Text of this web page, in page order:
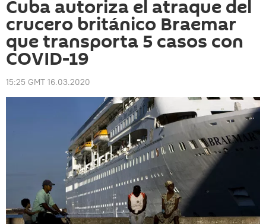
Cuba autoriza el atraque del
crucero británico Braemar
que transporta 5 casos con
COVID-19
15:25 GMT 16.03.2020